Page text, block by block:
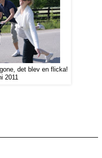
det blev en flicka!
2011